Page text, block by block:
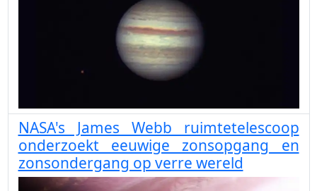
NASA's James Webb ruimtetelescoop
onderzoekt eeuwige zonsopgang en
zonsondergang op verre wereld